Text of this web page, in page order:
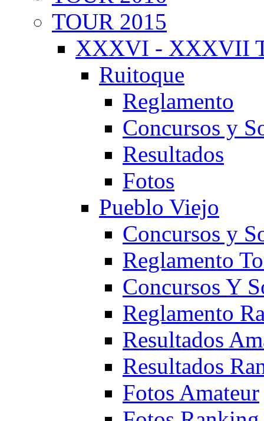
TOUR 2015
XXXVI - XXXVII
Ruitoque
Reglamento
Concursos y
Resultados
Fotos
Pueblo Viejo
Concursos y
Reglamento
Concursos Y
Reglamento
Resultados
Resultados
Fotos Amateur